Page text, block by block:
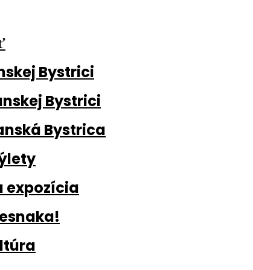
Bystrici
Bystrici
Bystrica
expozícia